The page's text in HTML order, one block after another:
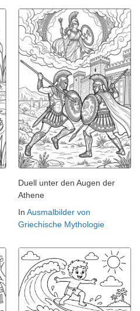
Duell unter den Augen der
Athene
In Ausmalbilder von
Griechische Mythologie